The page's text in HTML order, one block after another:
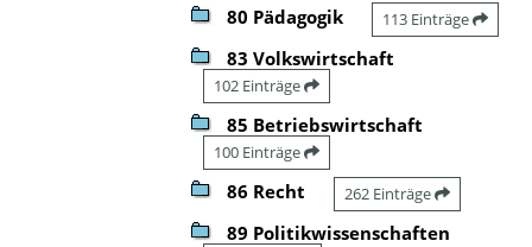
80 Pädagogik 113 Einträge
83 Volkswirtschaft
102 Einträge
85 Betriebswirtschaft
100 Einträge
86 Recht 262 Einträge
89 Politikwissenschaften